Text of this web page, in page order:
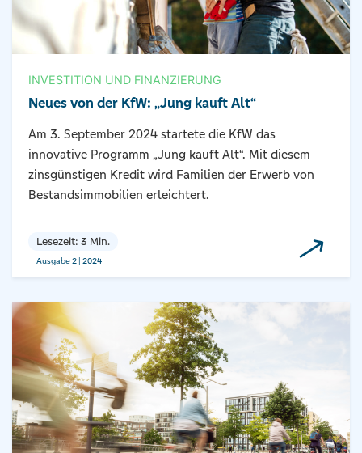
INVESTITION UND FINANZIERUNG
Neues von der KfW: „Jung kauft Alt“
Am 3. September 2024 startete die KfW das
innovative Programm „Jung kauft Alt“. Mit diesem
zinsgünstigen Kredit wird Familien der Erwerb von
Bestandsimmobilien erleichtert.
Lesezeit: 3 Min.
Ausgabe 2 | 2024